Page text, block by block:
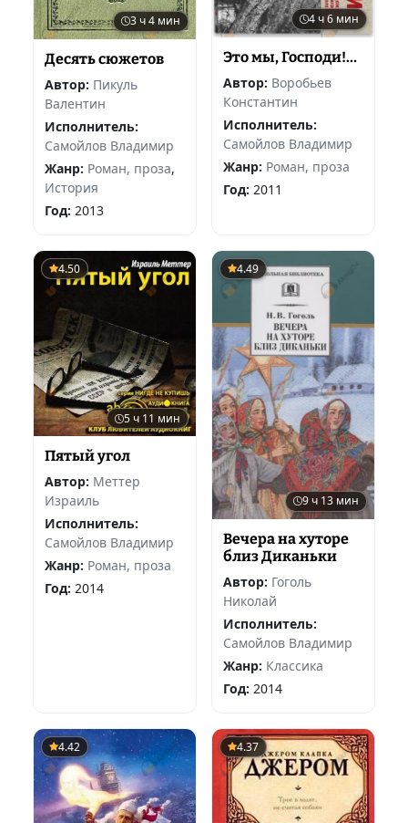
3 ч 4 мин
Десять сюжетов
Автор: Пикуль
Валентин
Исполнитель:
Самойлов Владимир
Жанр: Роман, проза,
История
Год: 2013
4 ч 6 мин
Это мы, Господи!…
Автор: Воробьев
Константин
Исполнитель:
Самойлов Владимир
Жанр: Роман, проза
Год: 2011
4.50
5 ч 11 мин
Пятый угол
Автор: Меттер
Израиль
Исполнитель:
Самойлов Владимир
Жанр: Роман, проза
Год: 2014
4.49
9 ч 13 мин
Вечера на хуторе
близ Диканьки
Автор: Гоголь
Николай
Исполнитель:
Самойлов Владимир
Жанр: Классика
Год: 2014
4.42 4.37